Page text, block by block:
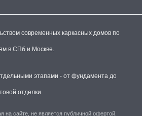
современных каркасных домов по
в СПб и Москве.
этапами - от фундамента до
отделки
на сайте, не является публичной офертой.